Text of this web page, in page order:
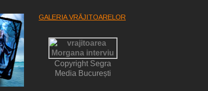
GALERIA VRĂJITOARELOR
Copyright Segra
Media București